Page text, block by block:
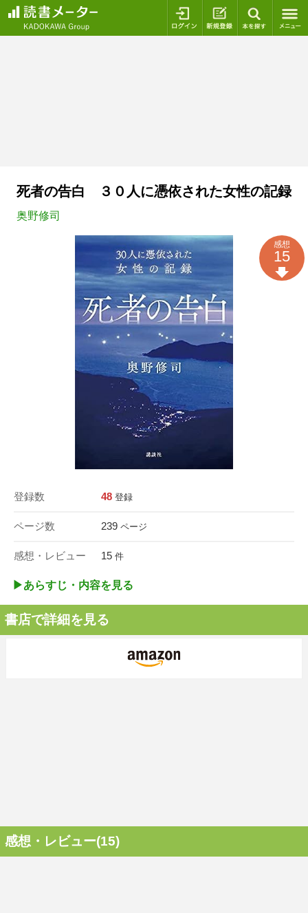
ログイン 新規登録
死者の告白 ３０人に憑依された女性の記録
奥野修司
登録数 48 登録
ページ数 239 ページ
感想・レビュー 15 件
感想
15
▶︎あらすじ・内容を見る
書店で詳細を見る
感想・レビュー(15)